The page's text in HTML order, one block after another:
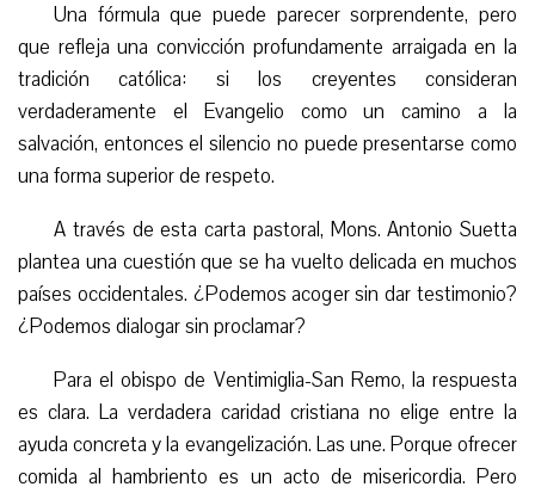
Una fórmula que puede parecer sorprendente, pero
que refleja una convicción profundamente arraigada en la
tradición católica: si los creyentes consideran
verdaderamente el Evangelio como un camino a la
salvación, entonces el silencio no puede presentarse como
una forma superior de respeto.
A través de esta carta pastoral, Mons. Antonio Suetta
plantea una cuestión que se ha vuelto delicada en muchos
países occidentales. ¿Podemos acoger sin dar testimonio?
¿Podemos dialogar sin proclamar?
Para el obispo de Ventimiglia-San Remo, la respuesta
es clara. La verdadera caridad cristiana no elige entre la
ayuda concreta y la evangelización. Las une. Porque ofrecer
comida al hambriento es un acto de misericordia. Pero